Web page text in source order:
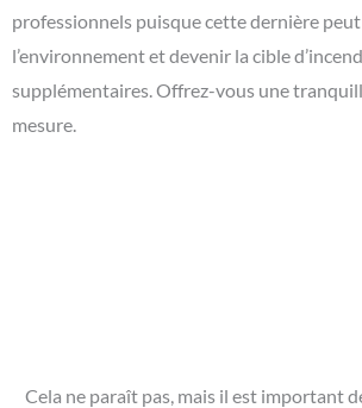
professionnels puisque cette dernière
l’environnement et devenir la cible
supplémentaires. Offrez-vous une
mesure.
Cela ne paraît pas, mais il est important